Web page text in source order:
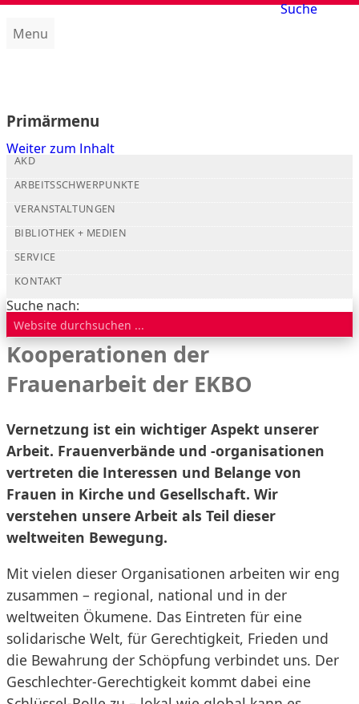
Menu
Primärmenu
Weiter zum Inhalt
AKD
ARBEITSSCHWERPUNKTE
VERANSTALTUNGEN
BIBLIOTHEK + MEDIEN
SERVICE
KONTAKT
Suche
Suche nach:
Kooperationen der
Frauenarbeit der EKBO
Vernetzung ist ein wichtiger Aspekt unserer
Arbeit. Frauenverbände und -organisationen
vertreten die Interessen und Belange von
Frauen in Kirche und Gesellschaft. Wir
verstehen unsere Arbeit als Teil dieser
weltweiten Bewegung.
Mit vielen dieser Organisationen arbeiten wir eng
zusammen – regional, national und in der
weltweiten Ökumene. Das Eintreten für eine
solidarische Welt, für Gerechtigkeit, Frieden und
die Bewahrung der Schöpfung verbindet uns. Der
Geschlechter-Gerechtigkeit kommt dabei eine